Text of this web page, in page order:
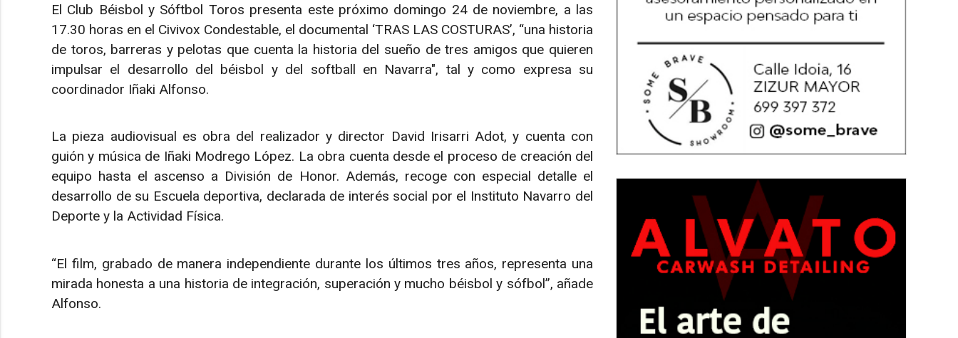
El Club Béisbol y Sóftbol Toros presenta este próximo domingo 24 de noviembre, a las
17.30 horas en el Civivox Condestable, el documental ‘TRAS LAS COSTURAS’, “una historia
de toros, barreras y pelotas que cuenta la historia del sueño de tres amigos que quieren
impulsar el desarrollo del béisbol y del softball en Navarra", tal y como expresa su
coordinador Iñaki Alfonso.
La pieza audiovisual es obra del realizador y director David Irisarri Adot, y cuenta con
guión y música de Iñaki Modrego López. La obra cuenta desde el proceso de creación del
equipo hasta el ascenso a División de Honor. Además, recoge con especial detalle el
desarrollo de su Escuela deportiva, declarada de interés social por el Instituto Navarro del
Deporte y la Actividad Física.
“El film, grabado de manera independiente durante los últimos tres años, representa una
mirada honesta a una historia de integración, superación y mucho béisbol y sófbol”, añade
Alfonso.